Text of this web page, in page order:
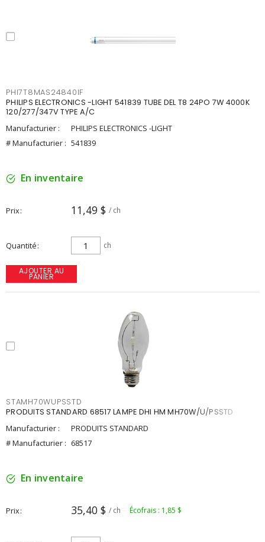
PHI7T8MAS24840IF
PHILIPS ELECTRONICS -LIGHT 541839 TUBE DEL T8 24PO 7W 4000K
120/277/347V TYPE A/C
Manufacturier :
PHILIPS ELECTRONICS -LIGHT
# Manufacturier : 541839
En inventaire
Prix 11,49 $ / ch
Quantité ch
AJOUTER AU
PANIER
STAMH70WUPSSTD
PRODUITS STANDARD 68517 LAMPE DHI HM MH70W/U/PSSTD
Manufacturier :
PRODUITS STANDARD
# Manufacturier : 68517
En inventaire
Prix 35,40 $ / ch Écofrais : 1,85 $